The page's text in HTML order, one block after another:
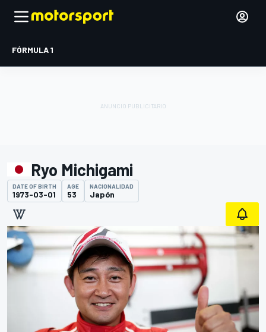
FÓRMULA 1
Ryo Michigami
DATE OF BIRTH
1973-03-01
AGE
53
NACIONALIDAD
Japón